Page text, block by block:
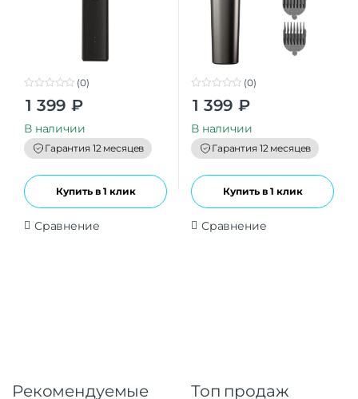
t
o
f
5
(0)
1 399 ₽
В наличии
Гарантия 12 месяцев
Купить в 1 клик
Сравнение
t
o
f
5
(0)
1 399 ₽
В наличии
Гарантия 12 месяцев
Купить в 1 клик
Сравнение
Рекомендуемые
Топ продаж